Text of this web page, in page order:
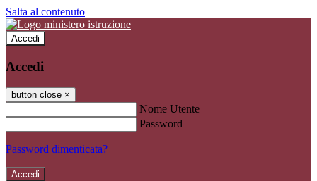
Salta al contenuto
Accedi
Accedi
button close ×
Nome Utente
Password
Password dimenticata?